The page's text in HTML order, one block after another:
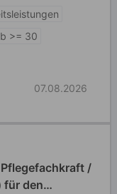
>= 30
07.08.2026
/
für den